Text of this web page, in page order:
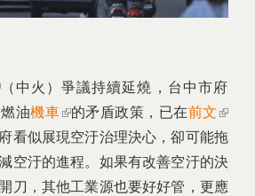
is external)
（中火）爭議持續延燒，台中市府
油機車(link is external)
的矛盾政策，已在前文 (link
看似展現空汙治理決心，卻可能拖
空汙的進程。如果有改善空汙的決
刀，其他工業源也要好好管，更應